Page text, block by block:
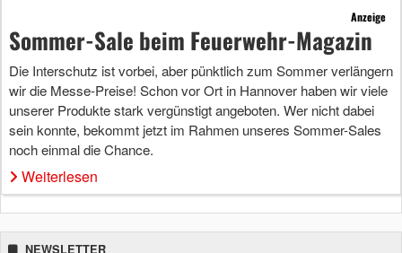
Anzeige
Sommer-Sale beim Feuerwehr-Magazin
Die Interschutz ist vorbei, aber pünktlich zum Sommer verlängern
wir die Messe-Preise! Schon vor Ort in Hannover haben wir viele
unserer Produkte stark vergünstigt angeboten. Wer nicht dabei
sein konnte, bekommt jetzt im Rahmen unseres Sommer-Sales
noch einmal die Chance.
Weiterlesen
NEWSLETTER